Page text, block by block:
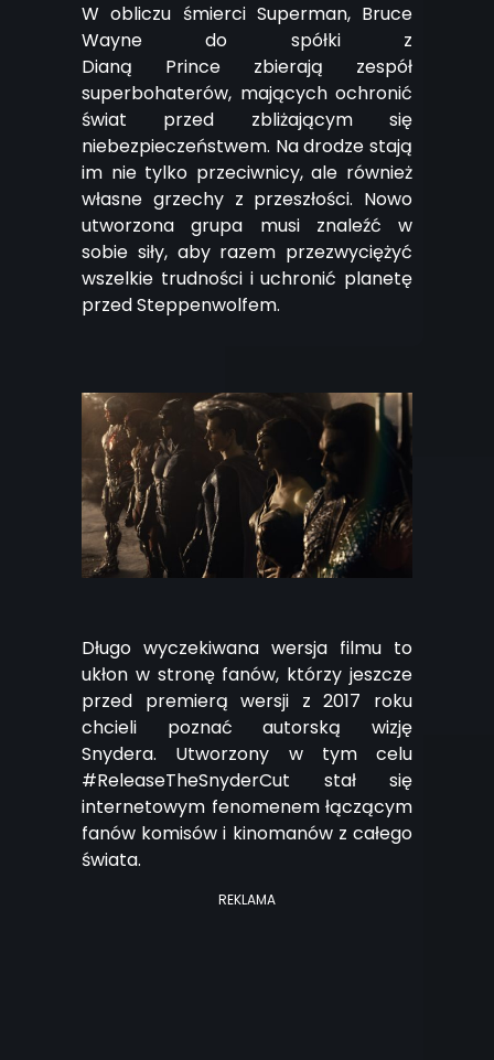
W obliczu śmierci Superman, Bruce
Wayne do spółki z
Dianą Prince zbierają zespół
superbohaterów, mających ochronić
świat przed zbliżającym się
niebezpieczeństwem. Na drodze stają
im nie tylko przeciwnicy, ale również
własne grzechy z przeszłości. Nowo
utworzona grupa musi znaleźć w
sobie siły, aby razem przezwyciężyć
wszelkie trudności i uchronić planetę
przedSteppenwolfem.
Długo wyczekiwana wersja filmu to
ukłon w stronę fanów, którzy jeszcze
przed premierą wersji z 2017 roku
chcieli poznać autorską wizję
Snydera. Utworzony w tym celu
#ReleaseTheSnyderCut stał się
internetowym fenomenem łączącym
fanów komisów i kinomanów z całego
świata.
REKLAMA